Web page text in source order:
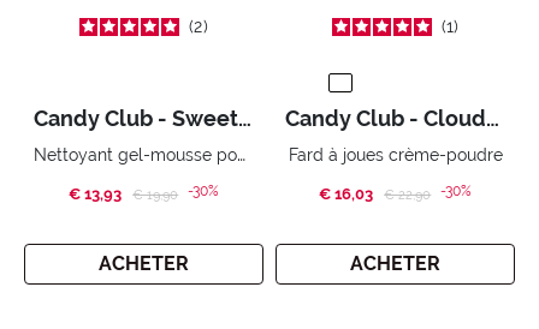
2
Candy Club - Sweet Jelly
Nettoyant gel-mousse pour le visage
€ 13,93 Price reduced from
€ 19,90to-30%
ACHETER
1
Candy Club - Cloudy Candy
Fard à joues crème-poudre
€ 16,03 Price reduced from
€ 22,90to-30%
ACHETER